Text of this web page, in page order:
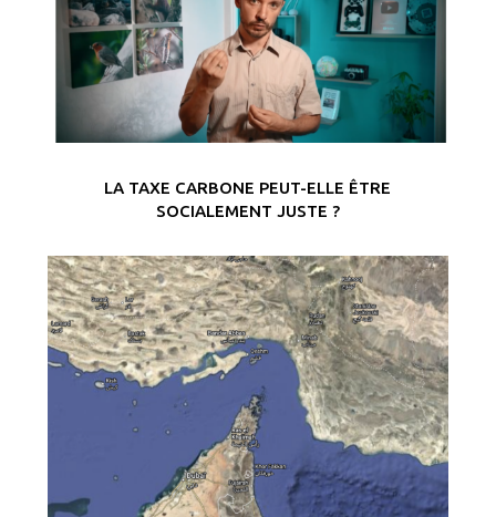
LA TAXE CARBONE PEUT-ELLE ÊTRE
SOCIALEMENT JUSTE ?